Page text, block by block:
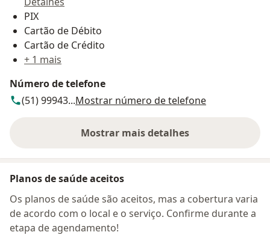
PIX
Cartão de Débito
Cartão de Crédito
+ 1 mais
Número de telefone
(51) 99943...Mostrar número de telefone
Mostrar mais detalhes
sobre o endereço
Planos de saúde aceitos
Os planos de saúde são aceitos, mas a cobertura varia
de acordo com o local e o serviço. Confirme durante a
etapa de agendamento!